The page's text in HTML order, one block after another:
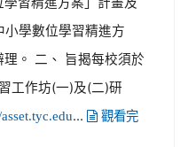
小學數位學習精進方
。 二、 旨揭每校須於
工作坊(一)及(二)研
... 觀看完